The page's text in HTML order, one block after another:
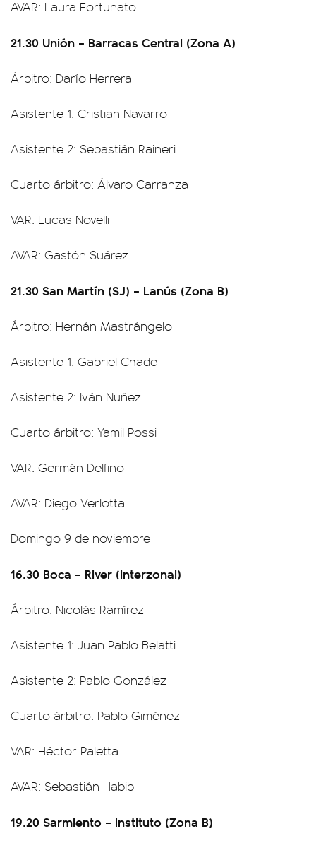
AVAR: Laura Fortunato
21.30 Unión – Barracas Central (Zona A)
Árbitro: Darío Herrera
Asistente 1: Cristian Navarro
Asistente 2: Sebastián Raineri
Cuarto árbitro: Álvaro Carranza
VAR: Lucas Novelli
AVAR: Gastón Suárez
21.30 San Martín (SJ) – Lanús (Zona B)
Árbitro: Hernán Mastrángelo
Asistente 1: Gabriel Chade
Asistente 2: Iván Nuñez
Cuarto árbitro: Yamil Possi
VAR: Germán Delfino
AVAR: Diego Verlotta
Domingo 9 de noviembre
16.30 Boca – River (interzonal)
Árbitro: Nicolás Ramírez
Asistente 1: Juan Pablo Belatti
Asistente 2: Pablo González
Cuarto árbitro: Pablo Giménez
VAR: Héctor Paletta
AVAR: Sebastián Habib
19.20 Sarmiento – Instituto (Zona B)